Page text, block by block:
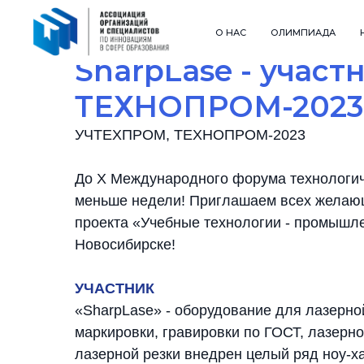
О НАС ОЛИМПИАДА
SharpLase -
ТЕХНОПРОМ-2023
УЧТЕХПРОМ, ТЕХНОПРОМ-2023
До X Международного форума
меньше недели! Приглашаем всех
проекта «Учебные технологии -
Новосибирске!
УЧАСТНИК
«SharpLase» - оборудование для
маркировки, гравировки по ГОСТ,
лазерной резки внедрен целый ряд ноу-